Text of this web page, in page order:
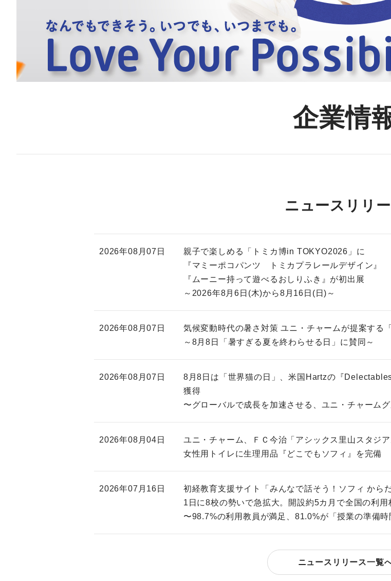
企業情
ニュースリリ
2026年08月07日
親子で楽しめる「トミカ博in TOKYO2026」に
『マミーポコパンツ トミカプラレールデザイン』
『ムーニー持って遊べるおしりふき』が初出展
～2026年8月6日(木)から8月16日(日)～
2026年08月07日
気候変動時代の暑さ対策 ユニ・チャームが提案する
～8月8日「暑すぎる夏を終わらせる日」に賛同～
2026年08月07日 8月8日は「世界猫の日」、米国Hartzの『
獲得
〜グローバルで成長を加速させる、ユニ・チャーム
2026年08月04日
ユニ・チャーム、ＦＣ今治「アシックス里山スタジア
女性用トイレに生理用品『どこでもソフィ』を完備
2026年07月16日
初経教育支援サイト「みんなで話そう！ソフィ から
1日に8校の勢いで急拡大。開設約5カ月で全国の利用
〜98.7%の利用教員が満足、81.0%が「授業の準備
ニュースリリース一覧